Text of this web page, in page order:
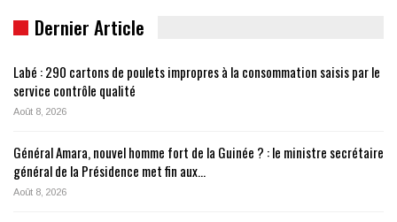
Dernier Article
Labé : 290 cartons de poulets impropres à la consommation saisis par le
service contrôle qualité
Août 8, 2026
Général Amara, nouvel homme fort de la Guinée ? : le ministre secrétaire
général de la Présidence met fin aux…
Août 8, 2026